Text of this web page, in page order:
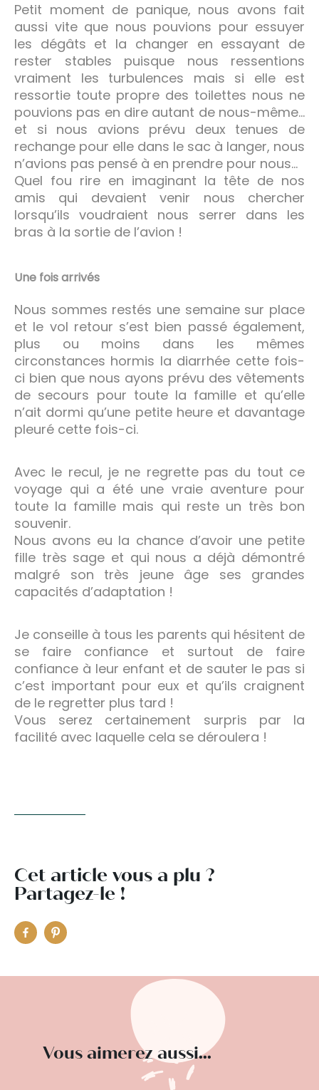
Petit moment de panique, nous avons fait
aussi vite que nous pouvions pour essuyer
les dégâts et la changer en essayant de
rester stables puisque nous ressentions
vraiment les turbulences mais si elle est
ressortie toute propre des toilettes nous ne
pouvions pas en dire autant de nous-même…
et si nous avions prévu deux tenues de
rechange pour elle dans le sac à langer, nous
n’avions pas pensé à en prendre pour nous…
Quel fou rire en imaginant la tête de nos
amis qui devaient venir nous chercher
lorsqu’ils voudraient nous serrer dans les
bras à la sortie de l’avion !
Une fois arrivés
Nous sommes restés une semaine sur place
et le vol retour s’est bien passé également,
plus ou moins dans les mêmes
circonstances hormis la diarrhée cette fois-
ci bien que nous ayons prévu des vêtements
de secours pour toute la famille et qu’elle
n’ait dormi qu’une petite heure et davantage
pleuré cette fois-ci.
Avec le recul, je ne regrette pas du tout ce
voyage qui a été une vraie aventure pour
toute la famille mais qui reste un très bon
souvenir.
Nous avons eu la chance d’avoir une petite
fille très sage et qui nous a déjà démontré
malgré son très jeune âge ses grandes
capacités d’adaptation !
Je conseille à tous les parents qui hésitent de
se faire confiance et surtout de faire
confiance à leur enfant et de sauter le pas si
c’est important pour eux et qu’ils craignent
de le regretter plus tard !
Vous serez certainement surpris par la
facilité avec laquelle cela se déroulera !
Cet article vous a plu ?
Partagez-le !
Vous aimerez aussi...